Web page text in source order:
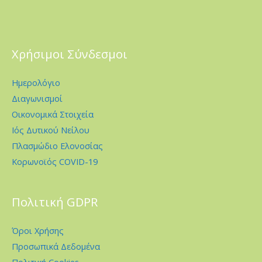
Χρήσιμοι Σύνδεσμοι
Ημερολόγιο
Διαγωνισμοί
Οικονομικά Στοιχεία
Ιός Δυτικού Νείλου
Πλασμώδιο Ελονοσίας
Κορωνοϊός COVID-19
Πολιτική GDPR
Όροι Χρήσης
Προσωπικά Δεδομένα